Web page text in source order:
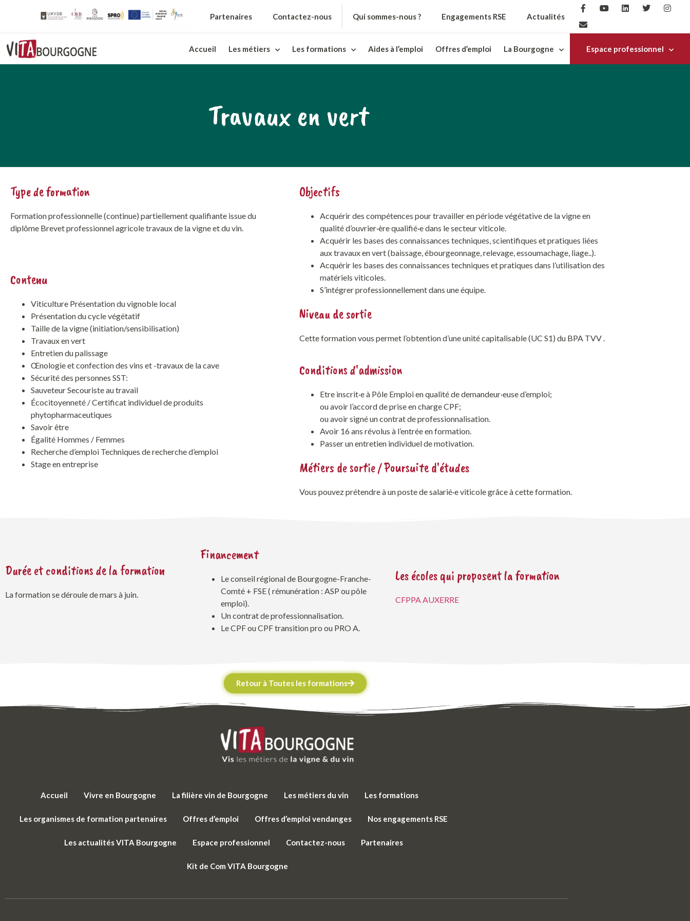
Partenaires Contactez-nous Qui sommes-nous ? Engagements RSE Actualités
Accueil Les métiers Les formations Aides à l’emploi Offres d’emploi La Bourgogne Espace professionnel
Travaux en vert
Type de formation
Formation professionnelle (continue) partiellement qualifiante issue du
diplôme Brevet professionnel agricole travaux de la vigne et du vin.
Contenu
Viticulture Présentation du vignoble local
Présentation du cycle végétatif
Taille de la vigne (initiation/sensibilisation)
Travaux en vert
Entretien du palissage
Œnologie et confection des vins et -travaux de la cave
Sécurité des personnes SST:
Sauveteur Secouriste au travail
Écocitoyenneté / Certificat individuel de produits
phytopharmaceutiques
Savoir être
Égalité Hommes / Femmes
Recherche d’emploi Techniques de recherche d’emploi
Stage en entreprise
Objectifs
Acquérir des compétences pour travailler en période végétative de la vigne en
qualité d’ouvrier·ère qualifié·e dans le secteur viticole.
Acquérir les bases des connaissances techniques, scientifiques et pratiques liées
aux travaux en vert (baissage, ébourgeonnage, relevage, essoumachage, liage..).
Acquérir les bases des connaissances techniques et pratiques dans l’utilisation des
matériels viticoles.
S’intégrer professionnellement dans une équipe.
Niveau de sortie
Cette formation vous permet l’obtention d’une unité capitalisable (UC S1) du BPA TVV .
Conditions d'admission
Etre inscrit·e à Pôle Emploi en qualité de demandeur·euse d’emploi;
ou avoir l’accord de prise en charge CPF;
ou avoir signé un contrat de professionnalisation.
Avoir 16 ans révolus à l’entrée en formation.
Passer un entretien individuel de motivation.
Métiers de sortie / Poursuite d'études
Vous pouvez prétendre à un poste de salarié·e viticole grâce à cette formation.
Durée et conditions de la formation
La formation se déroule de mars à juin.
Financement
Le conseil régional de Bourgogne-Franche-
Comté + FSE ( rémunération : ASP ou pôle
emploi).
Un contrat de professionnalisation.
Le CPF ou CPF transition pro ou PRO A.
Les écoles qui proposent la formation
CFPPA AUXERRE
Retour à Toutes les formations
Accueil Vivre en Bourgogne La filière vin de Bourgogne Les métiers du vin Les formations
Les organismes de formation partenaires Offres d’emploi Offres d’emploi vendanges Nos engagements RSE
Les actualités VITA Bourgogne Espace professionnel Contactez-nous Partenaires
Kit de Com VITA Bourgogne